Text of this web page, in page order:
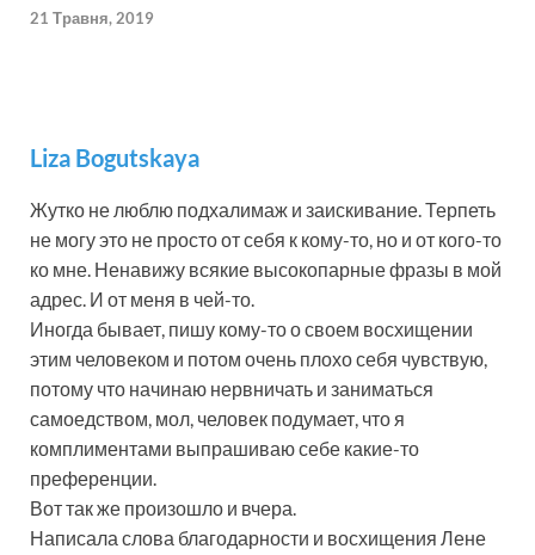
21 Травня, 2019
Liza Bogutskaya
Жутко не люблю подхалимаж и заискивание. Терпеть
не могу это не просто от себя к кому-то, но и от кого-то
ко мне. Ненавижу всякие высокопарные фразы в мой
адрес. И от меня в чей-то.
Иногда бывает, пишу кому-то о своем восхищении
этим человеком и потом очень плохо себя чувствую,
потому что начинаю нервничать и заниматься
самоедством, мол, человек подумает, что я
комплиментами выпрашиваю себе какие-то
преференции.
Вот так же произошло и вчера.
Написала слова благодарности и восхищения Лене